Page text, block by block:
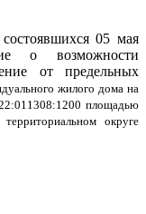
05 мая
о возможности
от предельных
жилого дома на
площадью
округе